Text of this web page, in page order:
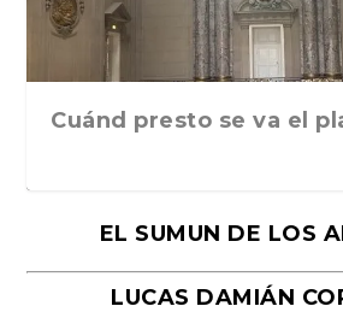
Cuánd presto se va el
EL SUMUN DE LOS
LUCAS DAMIÁN